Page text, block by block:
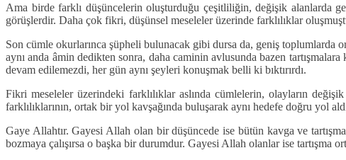
Ama birde farklı düşüncelerin oluşturduğu çeşitliliğin, değişik alanlarda
görüşlerdir. Daha çok fikri, düşünsel meseleler üzerinde farklılıklar
Son cümle okurlarınca şüpheli bulunacak gibi dursa da, geniş toplumlarda
aynı anda âmin dedikten sonra, daha caminin avlusunda bazen
devam edilemezdi, her gün aynı şeyleri konuşmak belli ki bıktırırdı.
Fikri meseleler üzerindeki farklılıklar aslında cümlelerin, olayların
farklılıklarının, ortak bir yol kavşağında buluşarak aynı hedefe doğru yol
Gaye Allahtır. Gayesi Allah olan bir düşüncede ise bütün kavga ve
bozmaya çalışırsa o başka bir durumdur. Gayesi Allah olanlar ise tartışma